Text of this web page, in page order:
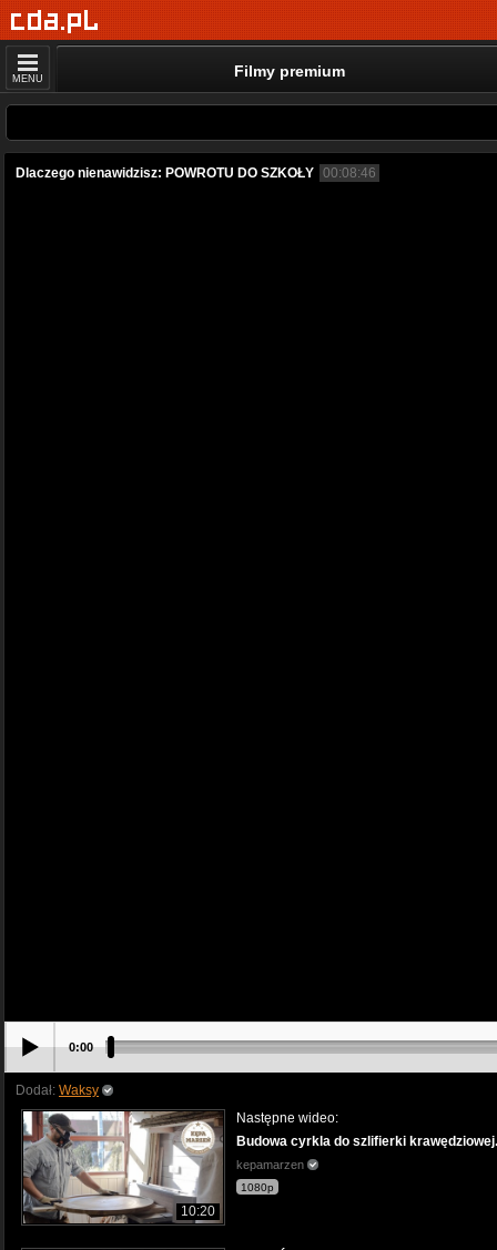
MENU Filmy premium
Dlaczego nienawidzisz: POWROTU DO SZKOŁY 00:08:46
0:00
Dodał: Waksy
10:20
Następne wideo:
Budowa cyrkla do szlifierki
kepamarzen
1080p